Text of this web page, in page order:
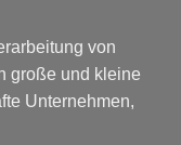
von
große und kleine
Unternehmen,